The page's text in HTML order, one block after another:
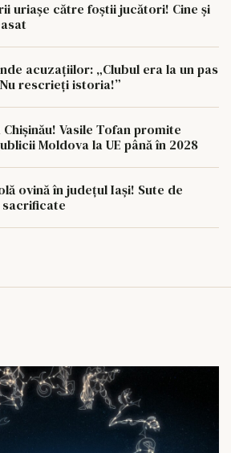
uriașe către foștii jucători! Cine și
acuzațiilor: „Clubul era la un pas
rescrieți istoria!”
Vasile Tofan promite
Moldova la UE până în 2028
ovină în județul Iași! Sute de